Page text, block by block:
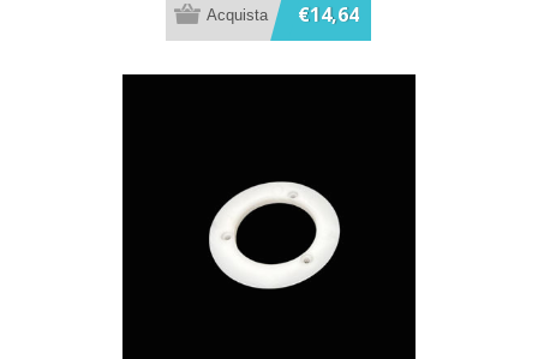
€14,64